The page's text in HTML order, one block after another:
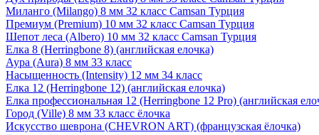
Миланго (Milango) 8 мм 32 класс Camsan Турция
Премиум (Premium) 10 мм 32 класс Camsan Турция
Шепот леса (Albero) 10 мм 32 класс Camsan Турция
Елка 8 (Herringbone 8) (английская елочка)
Аура (Aura) 8 мм 33 класс
Насыщенность (Intensity) 12 мм 34 класс
Елка 12 (Herringbone 12) (английская елочка)
Елка профессиональная 12 (Herringbone 12 Pro) (английская
Город (Ville) 8 мм 33 класс ёлочка
Искусство шеврона (CHEVRON ART) (французская ёлочка)